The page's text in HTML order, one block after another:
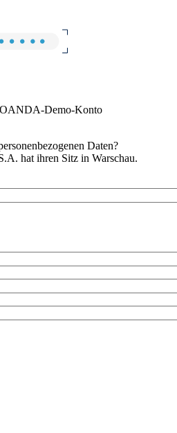
OANDA-Demo-Konto
Daten?
hat ihren Sitz in Warschau.